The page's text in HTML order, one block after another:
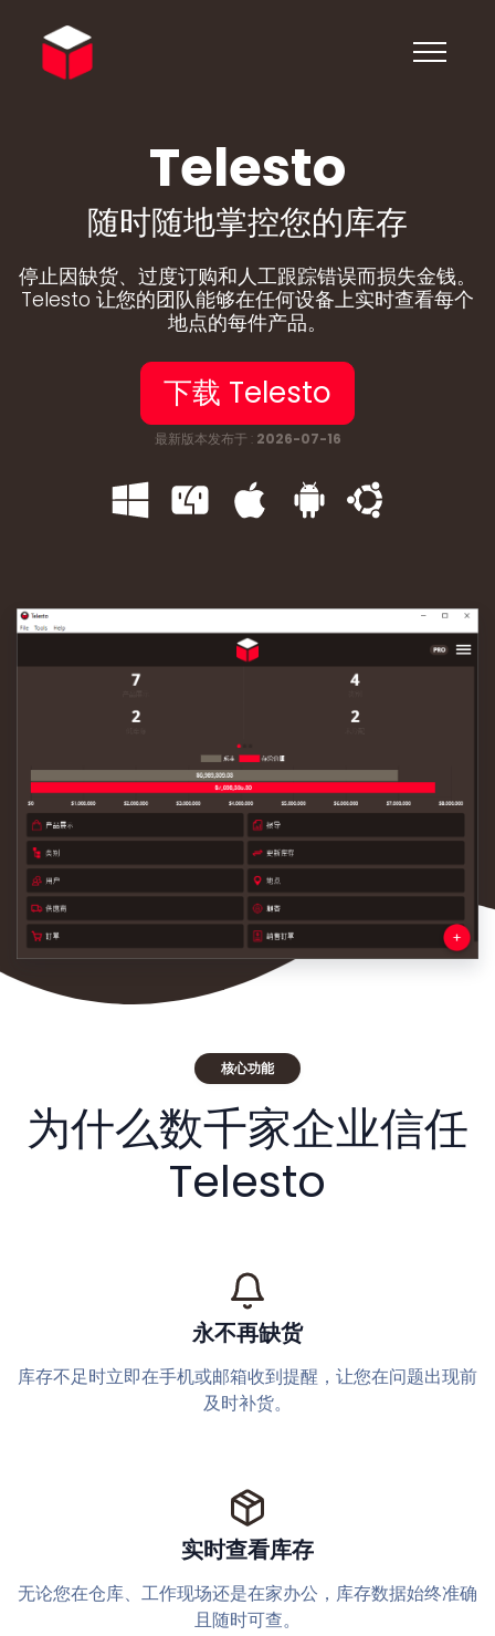
Telesto
随时随地掌控您的库存
停止因缺货、过度订购和人工跟踪错误而损失金钱。
Telesto 让您的团队能够在任何设备上实时查看每个
地点的每件产品。
下载 Telesto
最新版本发布于 : 2026-07-16
核心功能
为什么数千家企业信任
Telesto
永不再缺货
库存不足时立即在手机或邮箱收到提醒，让您在问题出现前
及时补货。
实时查看库存
无论您在仓库、工作现场还是在家办公，库存数据始终准确
且随时可查。